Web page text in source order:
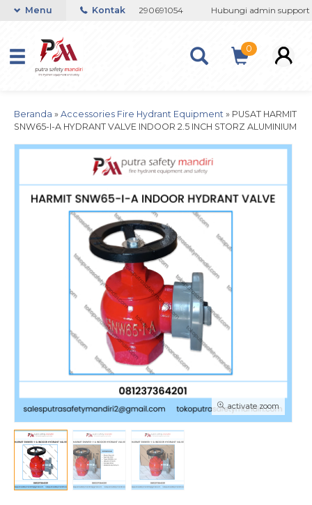
/ 081237364201 / 081290691054 Hubungi admin support
Menu Kontak
0
Beranda » Accessories Fire Hydrant Equipment » PUSAT HARMIT
SNW65-I-A HYDRANT VALVE INDOOR 2.5 INCH STORZ ALUMINIUM
activate zoom